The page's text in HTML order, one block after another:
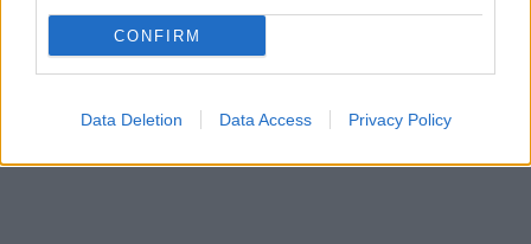
CONFIRM
Data Deletion Data Access Privacy Policy